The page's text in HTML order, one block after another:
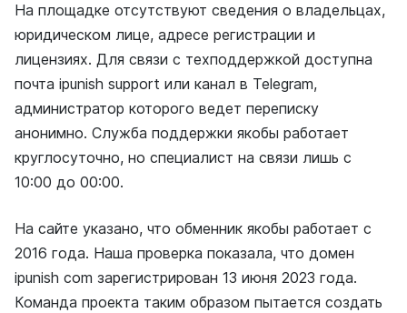
На площадке отсутствуют сведения о владельцах,
юридическом лице, адресе регистрации и
лицензиях. Для связи с техподдержкой доступна
почта ipunish support или канал в Telegram,
администратор которого ведет переписку
анонимно. Служба поддержки якобы работает
круглосуточно, но специалист на связи лишь с
10:00 до 00:00.
На сайте указано, что обменник якобы работает с
2016 года. Наша проверка показала, что домен
ipunish com зарегистрирован 13 июня 2023 года.
Команда проекта таким образом пытается создать